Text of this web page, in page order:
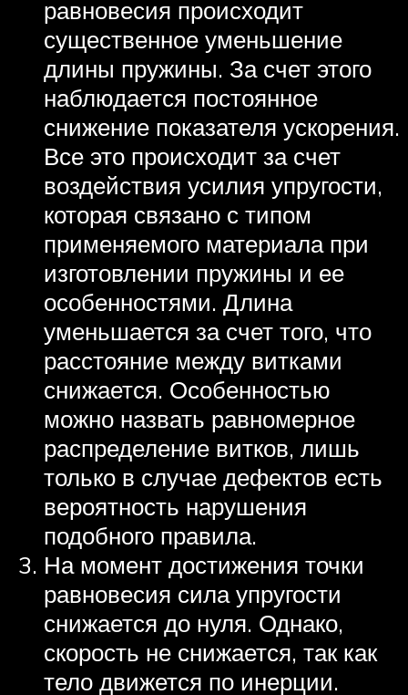
равновесия происходит
существенное уменьшение
длины пружины. За счет этого
наблюдается постоянное
снижение показателя ускорения.
Все это происходит за счет
воздействия усилия упругости,
которая связано с типом
применяемого материала при
изготовлении пружины и ее
особенностями. Длина
уменьшается за счет того, что
расстояние между витками
снижается. Особенностью
можно назвать равномерное
распределение витков, лишь
только в случае дефектов есть
вероятность нарушения
подобного правила.
На момент достижения точки
равновесия сила упругости
снижается до нуля. Однако,
скорость не снижается, так как
тело движется по инерции.